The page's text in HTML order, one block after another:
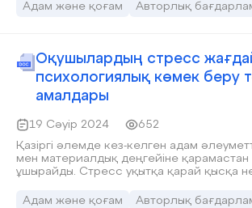
Адам және қоғам Авторлық
Оқушылардың стресс
психологиялық көмек беру
амалдары
19 Сәуір 2024
652
Қазіргі әлемде кез-келген адам
мен материалдық деңгейіне
ұшырайды. Стресс уқытқа қарай қысқа
дегенде бір рет бастан өткергеннің
Адам және қоғам
Авторлық